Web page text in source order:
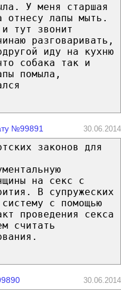
У меня старшая
отнесу лапы мыть.
тут звонит
разговаривать,
иду на кухню
собака так и
помыла,
№99891 30.06.2014
законов для
на секс с
В супружеских
с помощью
проведения секса
считать
30.06.2014